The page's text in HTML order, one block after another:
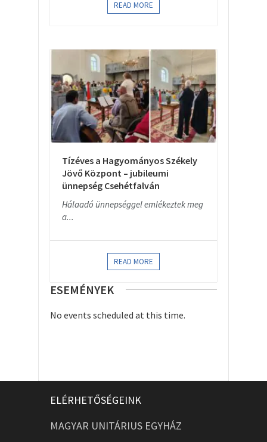
READ MORE
Tízéves a Hagyományos Székely
Jövő Központ – jubileumi
ünnepség Csehétfalván
Hálaadó ünnepséggel emlékeztek meg
a...
READ MORE
ESEMÉNYEK
No events scheduled at this time.
ELÉRHETŐSÉGEINK
MAGYAR UNITÁRIUS EGYHÁZ